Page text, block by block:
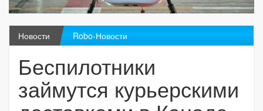
Новости Robo-Новости
Беспилотники
займутся курьерскими